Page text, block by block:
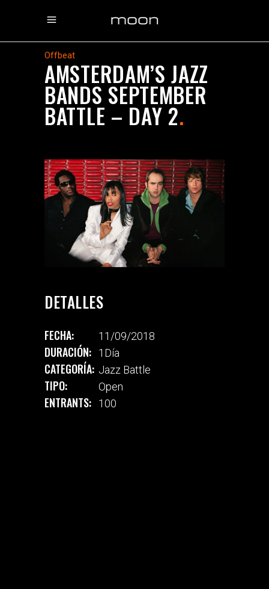
Offbeat
AMSTERDAM’S JAZZ
BANDS SEPTEMBER
BATTLE – DAY 2.
DETALLES
FECHA: 11/09/2018
DURACIÓN: 1Día
CATEGORÍA: Jazz Battle
TIPO: Open
ENTRANTS: 100